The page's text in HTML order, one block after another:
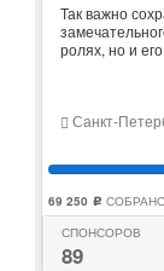
Так важно
ролях, но и
Санкт-
69 250 c
СПОНСОРОВ
89